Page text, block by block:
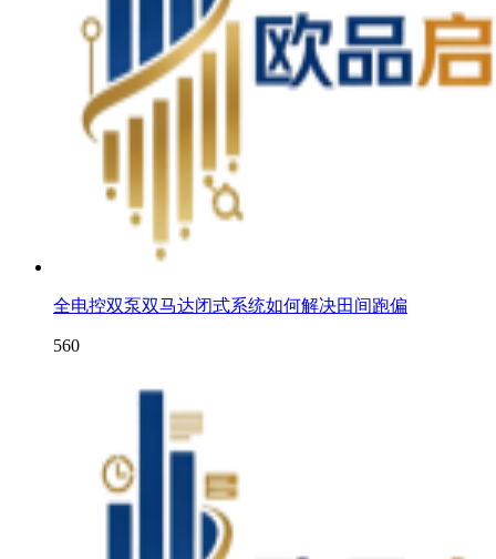
全电控双泵双马达闭式系统如何解决田间跑偏
560